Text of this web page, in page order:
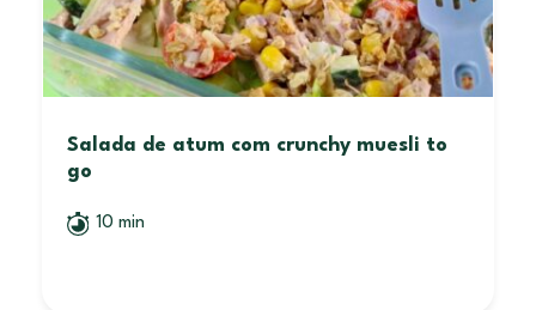
Salada de atum com crunchy muesli to
go
10 min